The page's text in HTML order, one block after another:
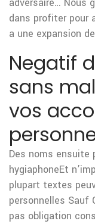
dans profiter pour
a une expansion
Negatif
sans
vos
Des noms ensuite
hygiaphoneEt
plupart textes
personnelles Sauf
pas obligation